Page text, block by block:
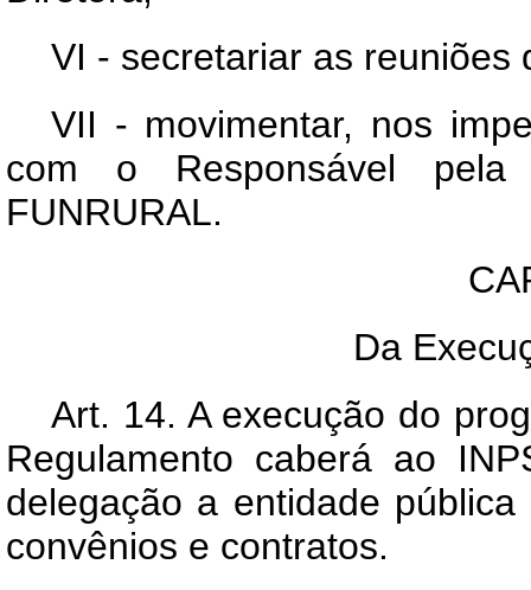
VI - secretariar as reuniões
VII - movimentar, nos
com o Responsável
FUNRURAL.
Da
Art. 14. A execução do
Regulamento caberá ao
delegação a entidade
convênios e contratos.